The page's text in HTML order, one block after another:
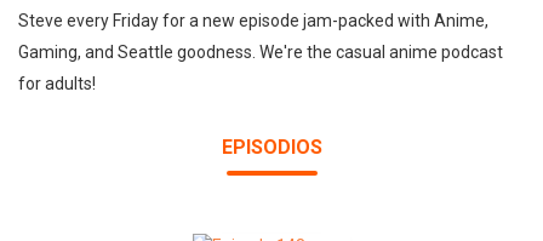
Steve every Friday for a new episode jam-packed with Anime,
Gaming, and Seattle goodness. We're the casual anime podcast
for adults!
EPISODIOS